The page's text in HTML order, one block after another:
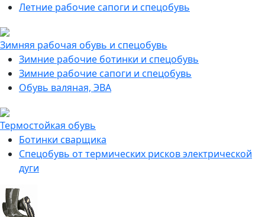
Летние рабочие сапоги и спецобувь
Зимняя рабочая обувь и спецобувь
Зимние рабочие ботинки и спецобувь
Зимние рабочие сапоги и спецобувь
Обувь валяная, ЭВА
Термостойкая обувь
Ботинки сварщика
Спецобувь от термических рисков электрической
дуги